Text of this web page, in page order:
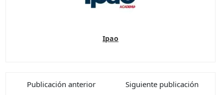
Ipao
Publicación anterior
Siguiente publicación